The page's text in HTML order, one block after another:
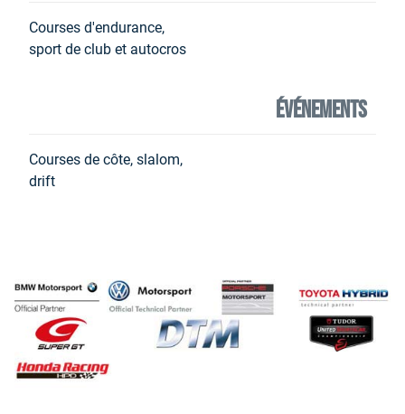
Courses d'endurance,
sport de club et autocros
ÉVÉNEMENTS
Courses de côte, slalom,
drift